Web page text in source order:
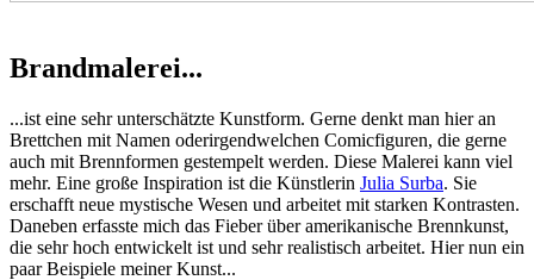
Brandmalerei...
...ist eine sehr unterschätzte Kunstform. Gerne denkt man hier an
Brettchen mit Namen oderirgendwelchen Comicfiguren, die gerne
auch mit Brennformen gestempelt werden. Diese Malerei kann viel
mehr. Eine große Inspiration ist die Künstlerin Julia Surba. Sie
erschafft neue mystische Wesen und arbeitet mit starken Kontrasten.
Daneben erfasste mich das Fieber über amerikanische Brennkunst,
die sehr hoch entwickelt ist und sehr realistisch arbeitet. Hier nun ein
paar Beispiele meiner Kunst...